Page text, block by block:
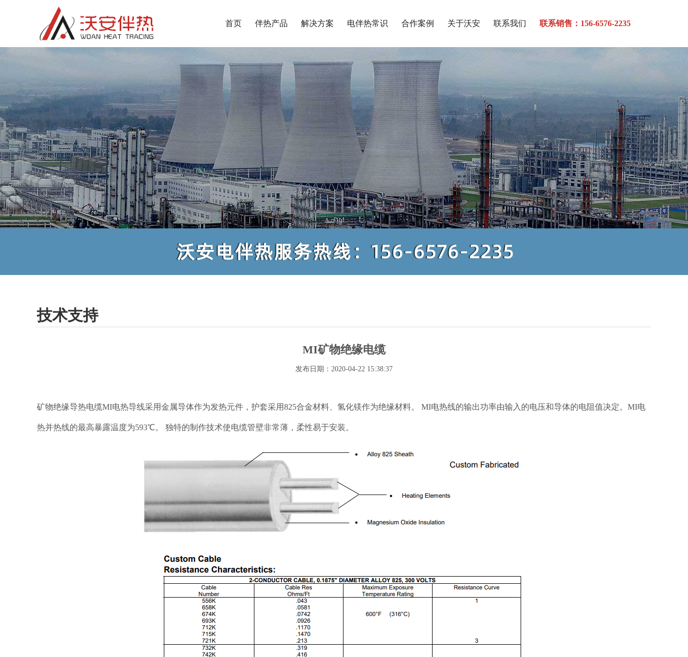
首页 伴热产品 解决方案 电伴热常识 合作案例 关于沃安 联系我们 联系销售：156-6576-2235
技术支持
MI矿物绝缘电缆
发布日期：2020-04-22 15:38:37
矿物绝缘导热电缆MI电热导线采用金属导体作为发热元件，护套采用825合金材料、氢化镁作为绝缘材料。 MI电热线的输出功率由输入的电压和导体的电阻值决定。MI电
热并热线的最高暴露温度为593℃。 独特的制作技术使电缆管壁非常薄，柔性易于安装。